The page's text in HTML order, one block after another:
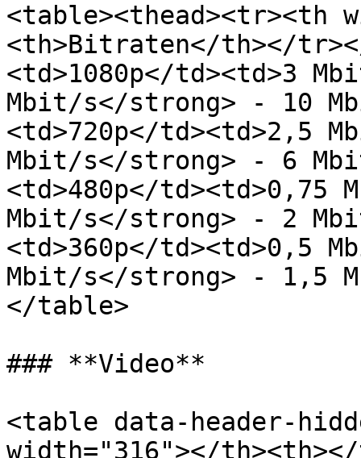
<table><thead><tr><th
<th>Bitraten</th></
<td>1080p</td><td>3
Mbit/s</strong> - 10
<td>720p</td><td>2,5
Mbit/s</strong> - 6
<td>480p</td><td>0,75
Mbit/s</strong> - 2
<td>360p</td><td>0,5
Mbit/s</strong> - 1,5
</table>
### **Video**
<table data-header-
width="316"></